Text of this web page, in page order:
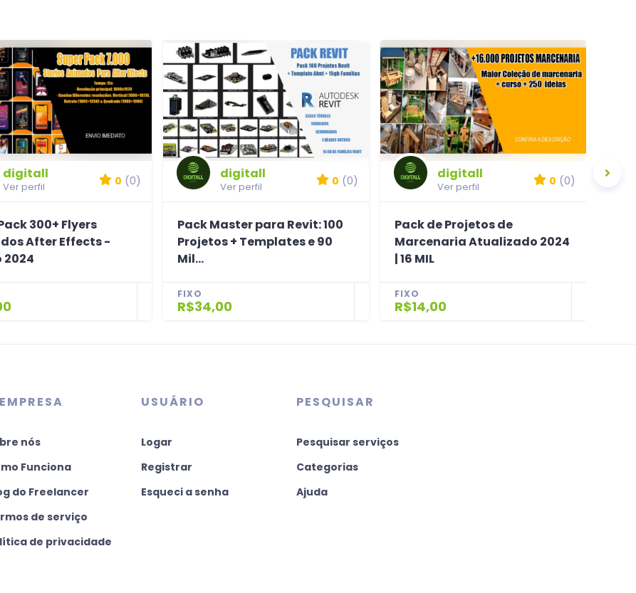
digitall
Ver perfil 0 (0)
300+ Flyers
After Effects -
2024
digitall
Ver perfil 0 (0)
Pack Master para Revit: 100
Projetos + Templates e 90
Mil...
FIXO
R$34,00
digitall
Ver perfil 0 (0)
Pack de Projetos de
Marcenaria Atualizado 2024
| 16 MIL
FIXO
R$14,00
nós
Funciona
do Freelancer
de serviço
de privacidade
USUÁRIO
Logar
Registrar
Esqueci a senha
PESQUISAR
Pesquisar serviços
Categorias
Ajuda